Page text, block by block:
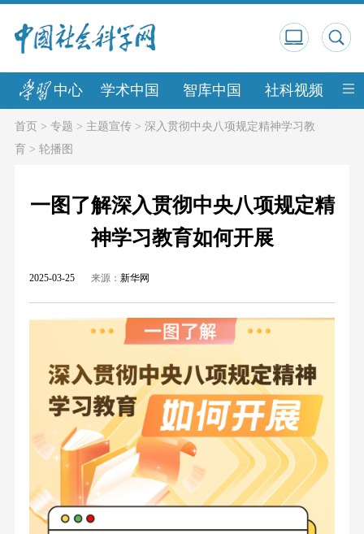
中心 学术中国 智库中国 社科视频 中
首页> 专题 > 主题宣传> 深入贯彻中央八项规定精神学习教
育> 轮播图
一图了解深入贯彻中央八项规定精
神学习教育如何开展
2025-03-25 来源： 新华网